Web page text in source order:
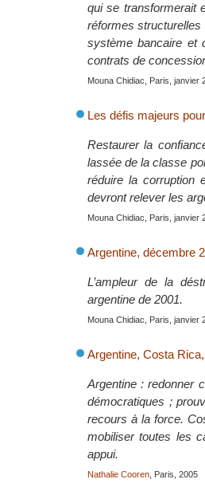
qui se transformerait
réformes
système bancaire et
contrats de
Mouna Chidiac, Paris, janvier
Les défis majeurs
Restaurer la
lassée de la classe
réduire la corruption
devront relever les
Mouna Chidiac, Paris, janvier
Argentine, décembre
L’ampleur de la
argentine de 2001.
Mouna Chidiac, Paris, janvier
Argentine, Costa
Argentine : redonner
démocratiques ;
recours à la force.
mobiliser toutes les
appui.
Nathalie Cooren , Paris, 2005